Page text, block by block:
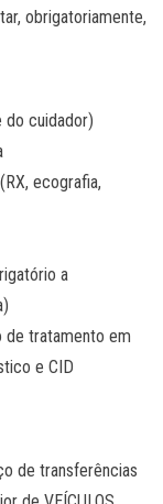
obrigatoriamente,
cuidador)
ecografia,
a
tratamento em
e CID
de transferências